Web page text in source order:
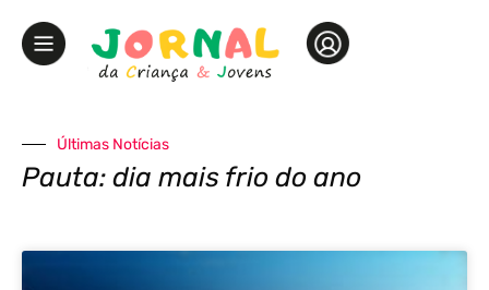
Últimas Notícias
Pauta: dia mais frio do ano